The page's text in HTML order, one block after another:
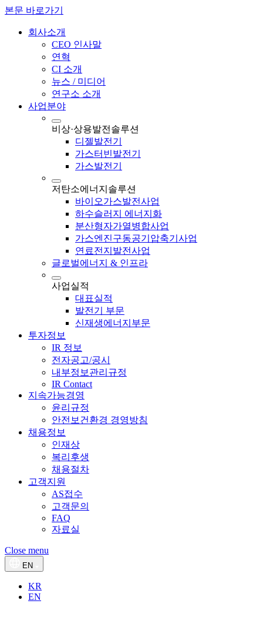
본문 바로가기
회사소개
CEO 인사말
연혁
CI 소개
뉴스 / 미디어
연구소 소개
사업분야
비상·상용발전솔루션
디젤발전기
가스터빈발전기
가스발전기
저탄소에너지솔루션
바이오가스발전사업
하수슬러지 에너지화
분산형자가열병합사업
가스엔진구동공기압축기사업
연료전지발전사업
글로벌에너지 & 인프라
사업실적
대표실적
발전기 부문
신재생에너지부문
투자정보
IR 정보
전자공고/공시
내부정보관리규정
IR Contact
지속가능경영
윤리규정
안전보건환경 경영방침
채용정보
인재상
복리후생
채용절차
고객지원
AS접수
고객문의
FAQ
자료실
Close menu
EN
KR
EN